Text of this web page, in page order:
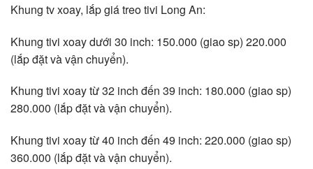
Khung tv xoay, lắp giá treo tivi Long An:
Khung tivi xoay dưới 30 inch: 150.000 (giao sp) 220.000
(lắp đặt và vận chuyển).
Khung tivi xoay từ 32 inch đến 39 inch: 180.000 (giao sp)
280.000 (lắp đặt và vận chuyển).
Khung tivi xoay từ 40 inch đến 49 inch: 220.000 (giao sp)
360.000 (lắp đặt và vận chuyển).